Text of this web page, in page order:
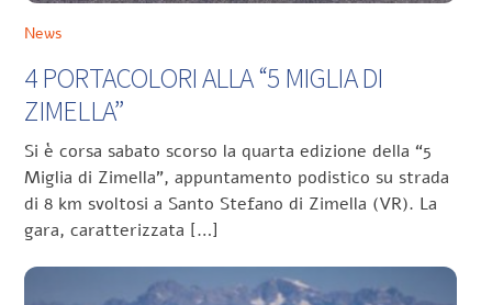
News
4 PORTACOLORI ALLA “5 MIGLIA DI
ZIMELLA”
Si è corsa sabato scorso la quarta edizione della “5
Miglia di Zimella”, appuntamento podistico su strada
di 8 km svoltosi a Santo Stefano di Zimella (VR). La
gara, caratterizzata […]